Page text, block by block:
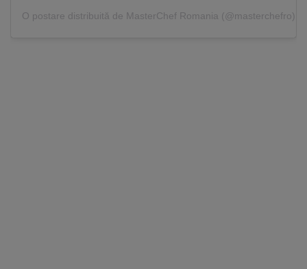
O postare distribuită de MasterChef Romania (@masterchefro)